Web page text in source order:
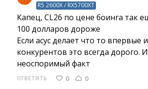
R5 2600X / RX5700XT
Капец, CL26 по цене боинга так
100 долларов дороже
Если асус делает что то впервые
конкурентов это всегда дорого.
неоспоримый факт
ОТВЕТИТЬ 0 0